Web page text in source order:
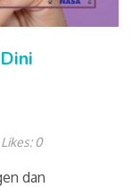
Likes: 0
dan